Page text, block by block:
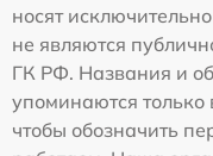
носят
не являются
ГК РФ. Названия и
упоминаются
чтобы обозначить